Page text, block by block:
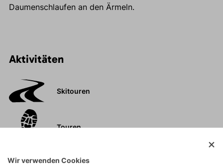
Daumenschlaufen an den Ärmeln.
Aktivitäten
Skitouren
Touren
Felsklettern und
Wir verwenden Cookies